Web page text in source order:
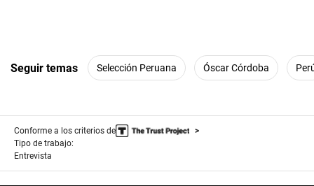
Seguir temas Selección Peruana Óscar Córdoba
Conforme a los criterios de
Tipo de trabajo:
Entrevista